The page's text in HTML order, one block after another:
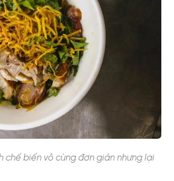
chế biến vô cùng đơn giản nhưng lại